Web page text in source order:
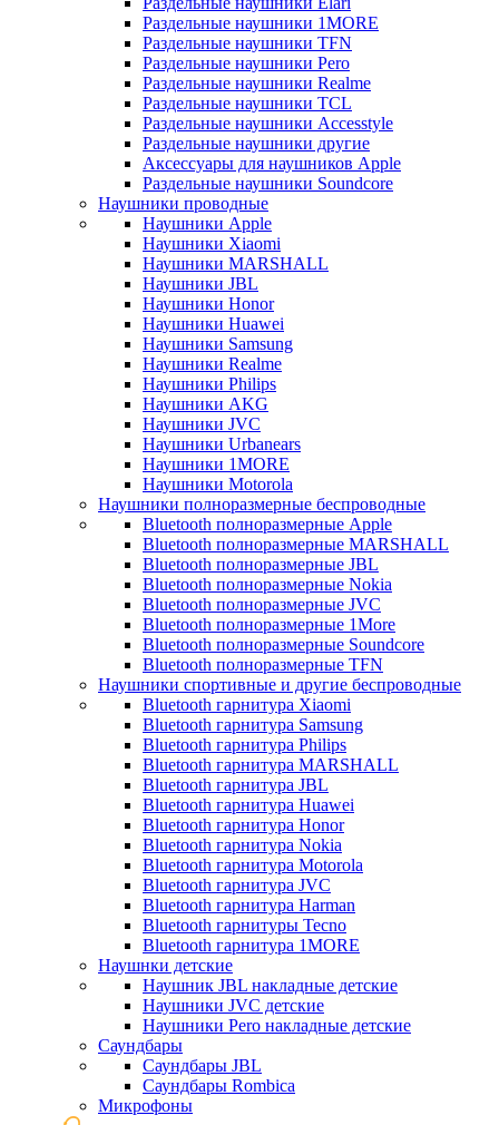
Раздельные наушники 1MORE
Раздельные наушники TFN
Раздельные наушники Pero
Раздельные наушники Realme
Раздельные наушники TCL
Раздельные наушники Accesstyle
Раздельные наушники другие
Аксессуары для наушников Apple
Раздельные наушники Soundcore
Наушники проводные
Наушники Apple
Наушники Xiaomi
Наушники MARSHALL
Наушники JBL
Наушники Honor
Наушники Huawei
Наушники Samsung
Наушники Realme
Наушники Philips
Наушники AKG
Наушники JVC
Наушники Urbanears
Наушники 1MORE
Наушники Motorola
Наушники полноразмерные беспроводные
Bluetooth полноразмерные Apple
Bluetooth полноразмерные MARSHALL
Bluetooth полноразмерные JBL
Bluetooth полноразмерные Nokia
Bluetooth полноразмерные JVC
Bluetooth полноразмерные 1More
Bluetooth полноразмерные Soundcore
Bluetooth полноразмерные TFN
Наушники спортивные и другие беспроводные
Bluetooth гарнитура Xiaomi
Bluetooth гарнитура Samsung
Bluetooth гарнитура Philips
Bluetooth гарнитура MARSHALL
Bluetooth гарнитура JBL
Bluetooth гарнитура Huawei
Bluetooth гарнитура Honor
Bluetooth гарнитура Nokia
Bluetooth гарнитура Motorola
Bluetooth гарнитура JVC
Bluetooth гарнитура Harman
Bluetooth гарнитуры Tecno
Bluetooth гарнитура 1MORE
Наушнки детские
Наушник JBL накладные детские
Наушники JVC детские
Наушники Pero накладные детские
Саундбары
Саундбары JBL
Саундбары Rombica
Микрофоны